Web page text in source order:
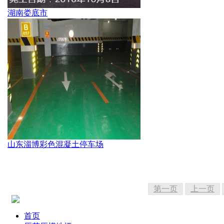
湖南娄底市
山东淄博彩色混凝土停车场
第一页 上一页
首页